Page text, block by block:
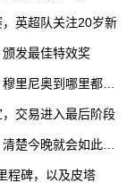
英超队关注20岁新
发最佳特效奖
里尼奥到哪里都能
交易进入最后阶段
楚今晚就会如此艰
程碑，以及皮塔